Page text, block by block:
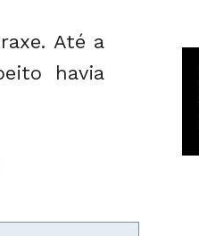
Até a
havia